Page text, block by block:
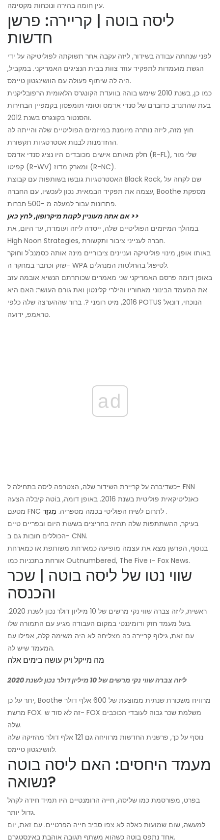
עין חומה בהירה ונוכחות מקסימה.
ליסה בוטה | קריירה: פרשן
חדשות
לפני שנחתה עבודה בשידור, ליזה עקבה אחר תשוקתה לפוליטיקה על ידי
הגשת מועמדות לתפקיד עוזר צוות בבית הנציגים האמריקני. במקביל,
היה לה שיתוף פעולה עם הוושינגטון טיימס.
כמו כן, בשנת 2010 שימש בוהה בוועדת הקונגרס הלאומית הרפובליקנית
בעת שהתנדב כדוברם של סנדי אדמס וטומי תומפסון בקמפיין הבחירות
והסנטור בקונגרס בשנת 2012.
חוץ מזה, ליזה נותרה מיומנת במיזמים הפוליטיים שלה והייתה לה
ההזדמנות לבנות אסטרטגיות תקשורת.
חלק מאותם אישים מכובדים היו נציג סנדי אדמס (R-FL), שלי מור
קפיטו (R-WV) ומארק מדוז (R-NC).
האסטרטגיות גובשו בשותפות עם קבוצת Black Rock, שם לקחה על
עצמה את תפקיד הבמאית. נכון לעכשיו, עם החברה, Boothe מספקת
פתרונות עבור למעלה מ -500 חברות.
אם אתה מעוניין לקנות מיקרופון, לחץ כאן >>
במהלך המיזמים הפוליטיים שלה, ייסדה ליזה ועומדת, עד היום, את
High Noon Strategies, חברה לענייני ציבור ותקשורת.
באותו אופן, מינוי פוליטיקה ועניינים ציבוריים מינה אותה כסמנכ'ל וחוקר
שוק וכחבר במחקר ה- WPA לטיפול בהחלטות המנהלים.
באופן דומה פרסם האמריקני שני מאמרים שכותרתם הנשיא אובמה עזב
את המעמד הבינוני מאחוריו והילרי קלינטון ואת גורם העושר: האם היא
2016, מיט רומני ?. ברור שההערצה שלה כלפי POTUS הנוכחי, דונאל
טראמפ, ידועה.
ad
כשדיברה על קריירת השידור שלה, הצטרפה ליסה בתחילה ל- FNN
כאנליטיקאית פוליטית בשנת 2016. באופן דומה, בוֹטה קיבלה הצעה
מטעם FNC לתרום לשיח הפוליטי בכמה מספריה. מִגזָר
.
בעיקר, ההשתתפות שלה תהיה בחריצים בשעות היום ובפריים טיים
הכוללים חובות גם ב- CNN.
בנוסף, הפרשן מצא את עצמה מופיעה כמארחת משותפת או כמארחת
אורחת בתכניות כמו Outnumbered, The Five ו- Fox News.
שווי נטו של ליסה בוטה | שכר
והכנסה
ראשית, ליזה צברה שווי נקי מרשים של 10 מיליון דולר נכון לשנת 2020.
בעל מעמד חזק ודומיננטי במקום העבודה מגיע עם התמורה שלו.
עם זאת, גילוף קריירה כה מצליחה לא היה משימה קלה, אפילו עם
המעמד שיש לה.
מה מייקל ויק עושה בימים אלה
ליזה צברה שווי נקי מרשים של 10 מיליון דולר נכון לשנת 2020
יתר על כן, Boothe מרוויח משכורת שנתית ממוצעת של 600 אלף דולר
מרשת FOX. זה לא סוד ש- FOX משלמת שכר גבוה לעובדי הכוכבים
שלה.
נוסף על כך, פרשנית החדשות מרוויחה גם 121 אלף דולר מהזיקה שלה
לוושינגטון טיימס.
מעמד היחסים: האם ליסה בוטה
נשואה?
בפרט, מפורסמת כמו שליסה, חייה הרומנטיים היו תמיד חידה לקהל
גדול יותר.
למעשה, שום שמועות כאלה לא צפו סביב חייה הפרטיים. עם זאת, יום
אחד נתפס בוטה כשהוא משתף תגובה אוהבת באינסטגרם.